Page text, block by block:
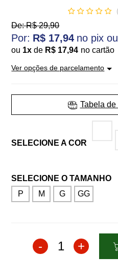
(
De:R$ 29,90
ou 1x de R$ 17,94
R$ 17,94
Ver opções de parcelamento
Tabela
P M G GG
- 1 +